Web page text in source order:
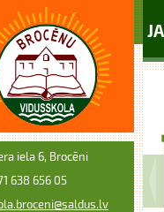
iela 6, Brocēni
638 656 05